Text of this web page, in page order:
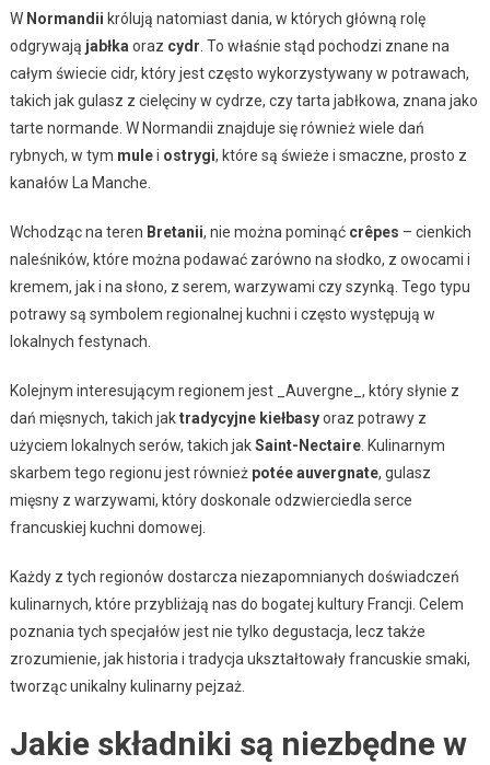
W Normandii królują natomiast dania, w których główną rolę
odgrywają jabłka oraz cydr . To właśnie stąd pochodzi znane na
całym świecie cidr, który jest często wykorzystywany w potrawach,
takich jak gulasz z cielęciny w cydrze, czy tarta jabłkowa, znana jako
tarte normande. W Normandii znajduje się również wiele dań
rybnych, w tym mulei ostrygi, które są świeże i smaczne, prosto z
kanałów La Manche.
Wchodząc na teren Bretanii, nie można pominąć crêpes – cienkich
naleśników, które można podawać zarówno na słodko, z owocami i
kremem, jak i na słono, z serem, warzywami czy szynką. Tego typu
potrawy są symbolem regionalnej kuchni i często występują w
lokalnych festynach.
Kolejnym interesującym regionem jest _Auvergne_, który słynie z
dań mięsnych, takich jaktradycyjne kiełbasyoraz potrawy z
użyciem lokalnych serów, takich jakSaint-Nectaire. Kulinarnym
skarbem tego regionu jest również potée auvergnate, gulasz
mięsny z warzywami, który doskonale odzwierciedla serce
francuskiej kuchni domowej.
Każdy z tych regionów dostarcza niezapomnianych doświadczeń
kulinarnych, które przybliżają nas do bogatej kultury Francji. Celem
poznania tych specjałów jest nie tylko degustacja, lecz także
zrozumienie, jak historia i tradycja ukształtowały francuskie smaki,
tworząc unikalny kulinarny pejzaż.
Jakie składniki są niezbędne w